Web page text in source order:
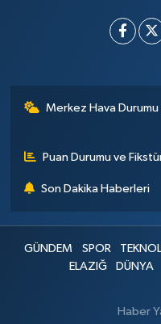
Merkez Hava Durumu
Puan Durumu ve
Son Dakika Haberleri
GÜNDEM SPOR
ELAZIĞ
DÜNYA
Haber